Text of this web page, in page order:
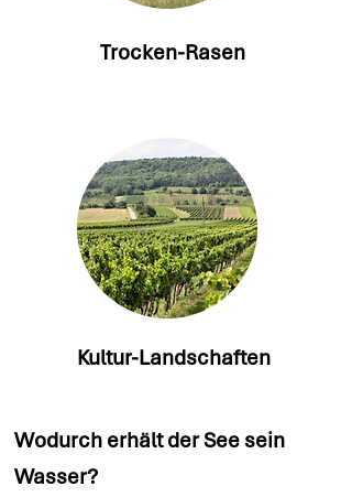
Trocken-Rasen
Kultur-Landschaften
Wodurch erhält der See sein
Wasser?